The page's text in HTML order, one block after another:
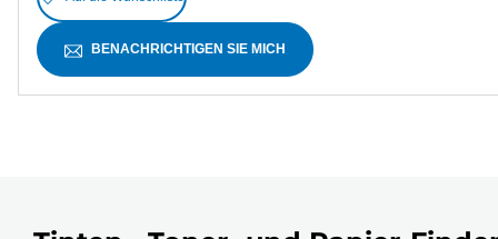
BENACHRICHTIGEN SIE MICH